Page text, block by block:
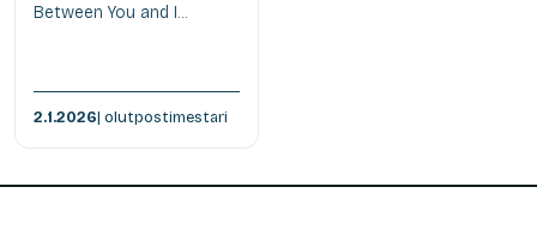
Between You and I...
2.1.2026| olutpostimestari